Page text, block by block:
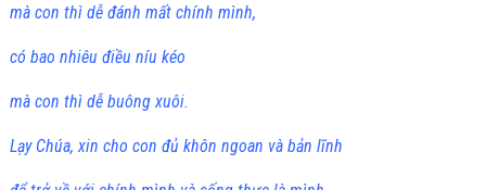
mà con thì dễ đánh mất chính mình,
có bao nhiêu điều níu kéo
mà con thì dễ buông xuôi.
Lạy Chúa, xin cho con đủ khôn ngoan và bản lĩnh